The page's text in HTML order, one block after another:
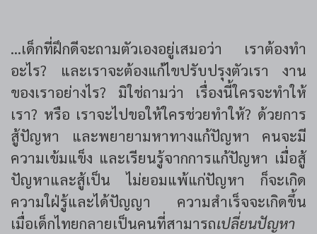
...เด็กที่ฝึกดีจะถามตัวเองอยู่เสมอว่า เราต้องทำ
อะไร? และเราจะต้องแก้ไขปรับปรุงตัวเรา งาน
ของเราอย่างไร? มิใช่ถามว่า เรื่องนี้ใครจะทำให้
เรา? หรือ เราจะไปขอให้ใครช่วยทำให้? ด้วยการ
สู้ปัญหา และพยายามหาทางแก้ปัญหา คนจะมี
ความเข้มแข็ง และเรียนรู้จากการแก้ปัญหา เมื่อสู้
ปัญหาและสู้เป็น ไม่ยอมแพ้แก่ปัญหา ก็จะเกิด
ความใฝ่รู้และได้ปัญญา ความสำเร็จจะเกิดขึ้น
เมื่อเด็กไทยกลายเป็นคนที่สามารถเปลี่ยนปัญหา